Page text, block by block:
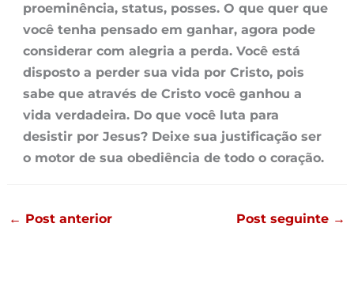
proeminência, status, posses. O que quer que
você tenha pensado em ganhar, agora pode
considerar com alegria a perda. Você está
disposto a perder sua vida por Cristo, pois
sabe que através de Cristo você ganhou a
vida verdadeira. Do que você luta para
desistir por Jesus? Deixe sua justificação ser
o motor de sua obediência de todo o coração.
← Post anterior Post seguinte →